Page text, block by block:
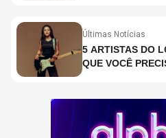
Últimas Notícias
5 ARTISTAS DO
QUE VOCÊ